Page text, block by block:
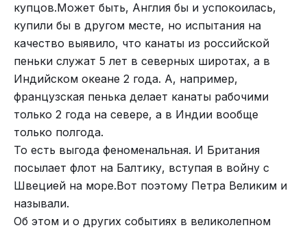
купцов.Может быть, Англия бы и успокоилась,
купили бы в другом месте, но испытания на
качество выявило, что канаты из российской
пеньки служат 5 лет в северных широтах, а в
Индийском океане 2 года. А, например,
французская пенька делает канаты рабочими
только 2 года на севере, а в Индии вообще
только полгода.
То есть выгода феноменальная. И Британия
посылает флот на Балтику, вступая в войну с
Швецией на море.Вот поэтому Петра Великим и
называли.
Об этом и о других событиях в великолепном